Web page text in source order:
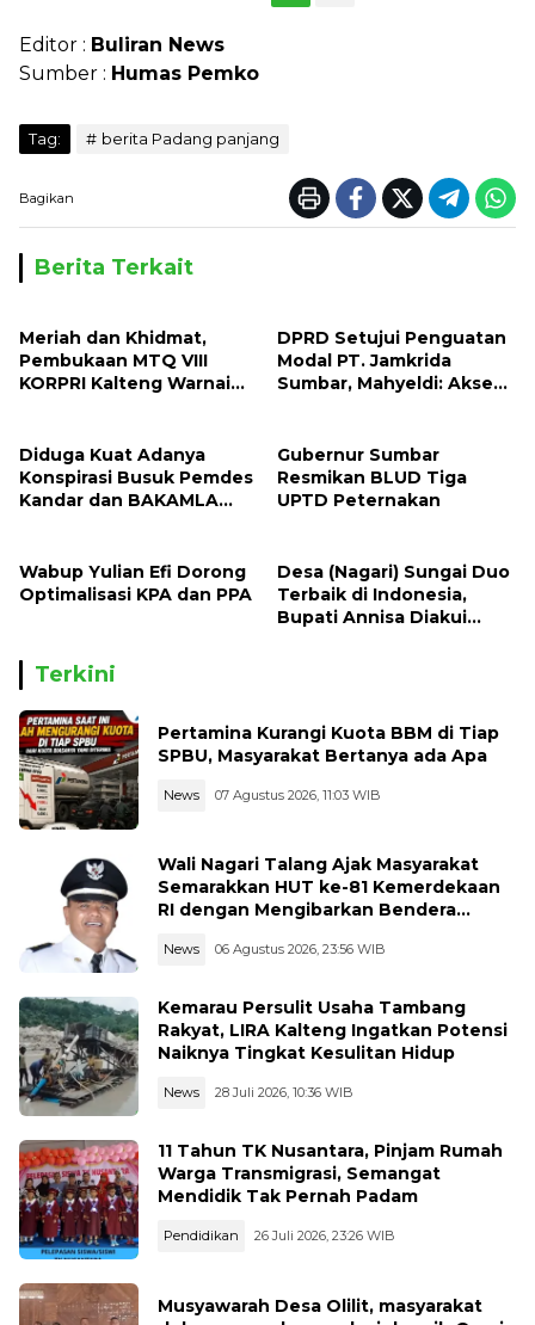
Editor : Buliran News
Sumber : Humas Pemko
Tag: berita Padang panjang
Bagikan
Berita Terkait
Meriah dan Khidmat,
Pembukaan MTQ VIII
KORPRI Kalteng Warnai
DPRD Setujui Penguatan
Modal PT. Jamkrida
Sumbar, Mahyeldi: Akses
Diduga Kuat Adanya
Konspirasi Busuk Pemdes
Kandar dan BAKAMLA
Refualu
Gubernur Sumbar
Resmikan BLUD Tiga
UPTD Peternakan
Wabup Yulian Efi Dorong
Optimalisasi KPA dan PPA
Desa (Nagari) Sungai Duo
Terbaik di Indonesia,
Bupati Annisa Diakui
Terkini
Pertamina Kurangi Kuota BBM di Tiap
SPBU, Masyarakat Bertanya ada Apa
News 07 Agustus 2026, 11:03 WIB
Wali Nagari Talang Ajak Masyarakat
Semarakkan HUT ke-81 Kemerdekaan
RI dengan Mengibarkan Bendera
News 06 Agustus 2026, 23:56 WIB
Kemarau Persulit Usaha Tambang
Rakyat, LIRA Kalteng Ingatkan Potensi
Naiknya Tingkat Kesulitan Hidup
News 28 Juli 2026, 10:36 WIB
11 Tahun TK Nusantara, Pinjam Rumah
Warga Transmigrasi, Semangat
Mendidik Tak Pernah Padam
Pendidikan 26 Juli 2026, 23:26 WIB
Musyawarah Desa Olilit, masyarakat